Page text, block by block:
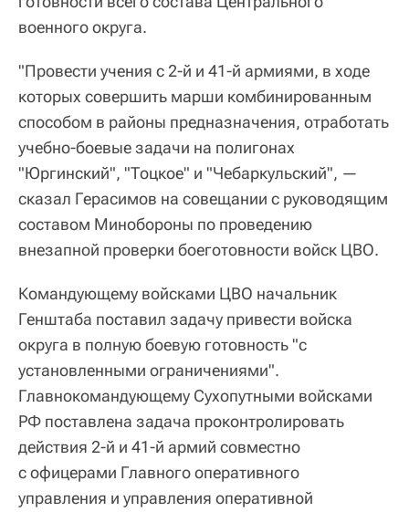
военного округа.
"Провести учения с 2-й и 41-й армиями, в ходе
которых совершить марши комбинированным
способом в районы предназначения, отработать
учебно-боевые задачи на полигонах
"Юргинский", "Тоцкое" и "Чебаркульский", —
сказал Герасимов на совещании с руководящим
составом Минобороны по проведению
внезапной проверки боеготовности войск ЦВО.
Командующему войсками ЦВО начальник
Генштаба поставил задачу привести войска
округа в полную боевую готовность "с
установленными ограничениями".
Главнокомандующему Сухопутными войсками
РФ поставлена задача проконтролировать
действия 2-й и 41-й армий совместно
с офицерами Главного оперативного
управления и управления оперативной